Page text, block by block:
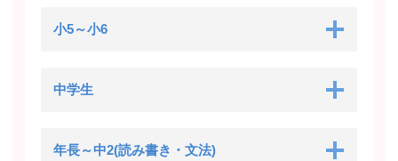
小5～小6
中学生
年長～中2(読み書き・文法)